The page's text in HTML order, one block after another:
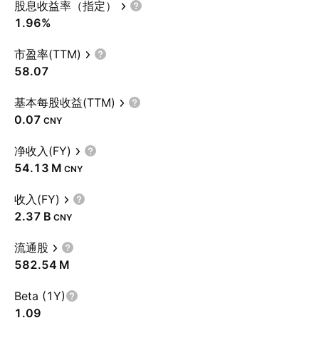
股息收益率（指定）
1.96%
市盈率(TTM)
58.07
基本每股收益(TTM)
0.07 CNY
净收入(FY)
‪54.13 M‬ CNY
收入(FY)
‪2.37 B‬ CNY
流通股
‪582.54 M‬
Beta (1Y)
1.09